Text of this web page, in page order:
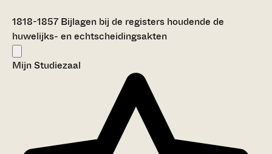
1818-1857 Bijlagen bij de registers houdende de
huwelijks- en echtscheidingsakten
Mijn Studiezaal